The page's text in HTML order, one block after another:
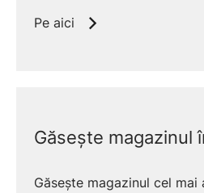
Pe aici
Găsește magazinul
Găsește magazinul cel